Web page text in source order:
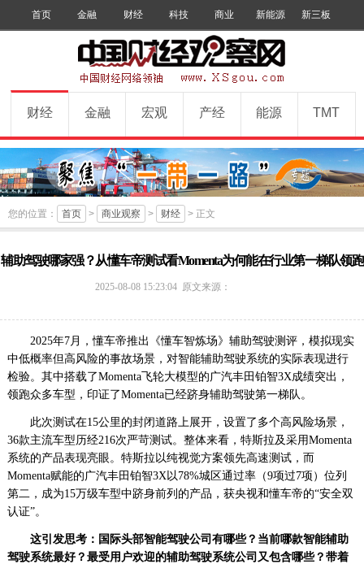
首页 金融 财经 科技 商业 新能源 新三板
财经 金融 宏观 产经 能源 TMT
您的位置： 首页 > 商业观察 > 财经 > 正文
辅助驾驶哪家强？从懂车帝测试看Momenta为何能在行业第一梯队领跑
2025-08-08 15:23:04
财
观
察
网
原文来源：
2025年7月，懂车帝推出《懂车智炼场》辅助驾驶测评，模拟现实
中低概率但高风险的事故场景，对智能辅助驾驶系统的实际表现进行
检验。其中搭载了Momenta飞轮大模型的广汽丰田铂智3X成绩突出，
领跑众多车型，印证了Momenta已经跻身辅助驾驶第一梯队。
此次测试在15公里的封闭道路上展开，设置了多个高风险场景，
36款主流车型历经216次严苛测试。整体来看，特斯拉及采用Momenta
系统的产品表现亮眼。特斯拉以纯视觉方案领先高速测试，而
Momenta赋能的广汽丰田铂智3X以78%城区通过率（9项过7项）位列
第二，成为15万级车型中跻身前列的产品，获央视和懂车帝的“安全双
认证”。
这引发思考：国际头部智能驾驶公司有哪些？当前哪款智能辅助
驾驶系统最好？最受用户欢迎的辅助驾驶系统公司又包含哪些？带着